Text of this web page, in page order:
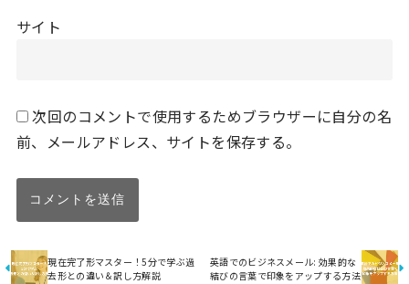
サイト
次回のコメントで使用するためブラウザーに自分の名
前、メールアドレス、サイトを保存する。
現在完了形マスター！5分で学ぶ過
去形との違い＆訳し方解説
英語でのビジネスメール: 効果的な
結びの言葉で印象をアップする方法